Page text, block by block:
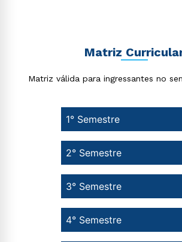
Matriz
Matriz válida para ingressantes no
1° Semestre
4° Semestre
3° Semestre
2° Semestre
Estou de acordo com aPolítica de